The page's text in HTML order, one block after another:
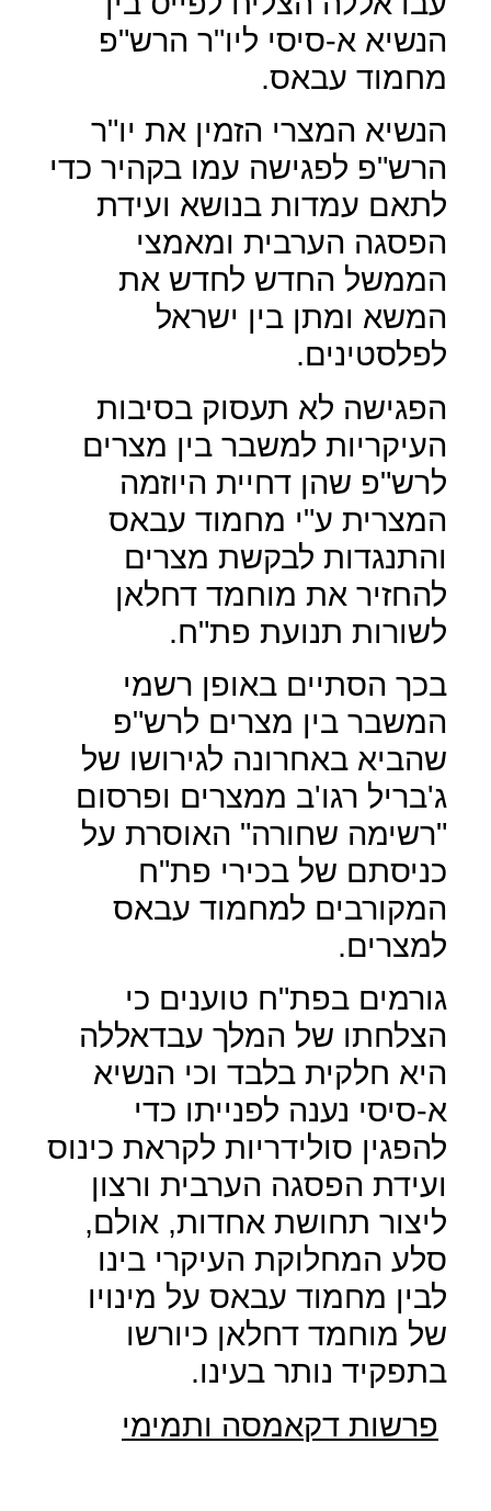
הנשיא א-סיסי ליו"ר הרש"פ
מחמוד עבאס.
הנשיא המצרי הזמין את יו"ר
הרש"פ לפגישה עמו בקהיר כדי
לתאם עמדות בנושא ועידת
הפסגה הערבית ומאמצי
הממשל החדש לחדש את
המשא ומתן בין ישראל
לפלסטינים.
הפגישה לא תעסוק בסיבות
העיקריות למשבר בין מצרים
לרש"פ שהן דחיית היוזמה
המצרית ע"י מחמוד עבאס
והתנגדות לבקשת מצרים
להחזיר את מוחמד דחלאן
לשורות תנועת פת"ח.
בכך הסתיים באופן רשמי
המשבר בין מצרים לרש"פ
שהביא באחרונה לגירושו של
ג'בריל רגו'ב ממצרים ופרסום
"רשימה שחורה" האוסרת על
כניסתם של בכירי פת"ח
המקורבים למחמוד עבאס
למצרים.
גורמים בפת"ח טוענים כי
הצלחתו של המלך עבדאללה
היא חלקית בלבד וכי הנשיא
א-סיסי נענה לפנייתו כדי
להפגין סולידריות לקראת כינוס
ועידת הפסגה הערבית ורצון
ליצור תחושת אחדות, אולם,
סלע המחלוקת העיקרי בינו
לבין מחמוד עבאס על מינויו
של מוחמד דחלאן כיורשו
בתפקיד נותר בעינו.
פרשות דקאמסה ותמימי